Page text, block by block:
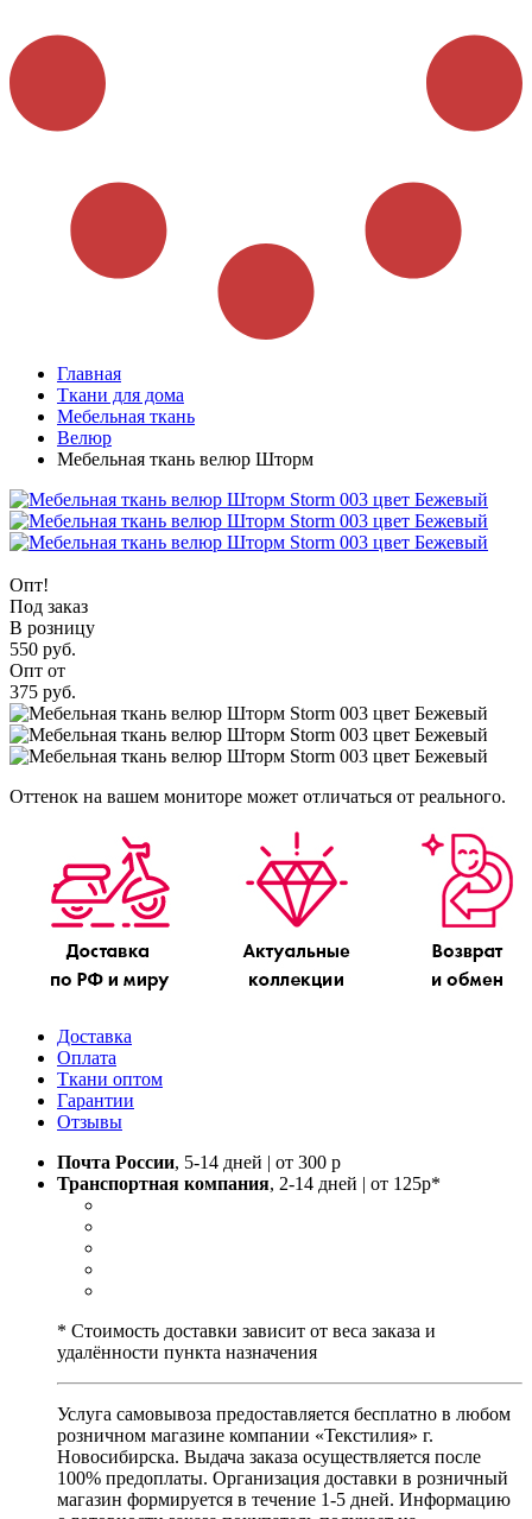
Главная
Ткани для дома
Мебельная ткань
Велюр
Мебельная ткань велюр Шторм
Опт!
Под заказ
В розницу
550 руб.
Опт от
375 руб.
Оттенок на вашем мониторе может отличаться от реального.
Доставка
Оплата
Ткани оптом
Гарантии
Отзывы
Почта России, 5-14 дней | от 300 р
Транспортная компания, 2-14 дней | от 125р*
* Стоимость доставки зависит от веса заказа и
удалённости пункта назначения
Услуга самовывоза предоставляется бесплатно в любом
розничном магазине компании «Текстилия» г.
Новосибирска. Выдача заказа осуществляется после
100% предоплаты. Организация доставки в розничный
магазин формируется в течение 1-5 дней. Информацию